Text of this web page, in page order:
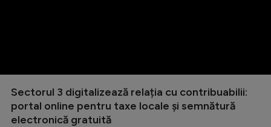
Sectorul 3 digitalizează relația cu contribuabilii:
portal online pentru taxe locale și semnătură
electronică gratuită